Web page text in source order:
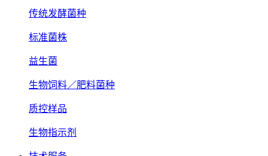
传统发酵菌种
标准菌株
益生菌
生物饲料／肥料菌种
质控样品
生物指示剂